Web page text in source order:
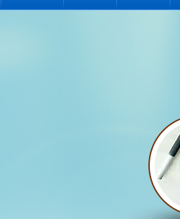
硅碳棒停产通知